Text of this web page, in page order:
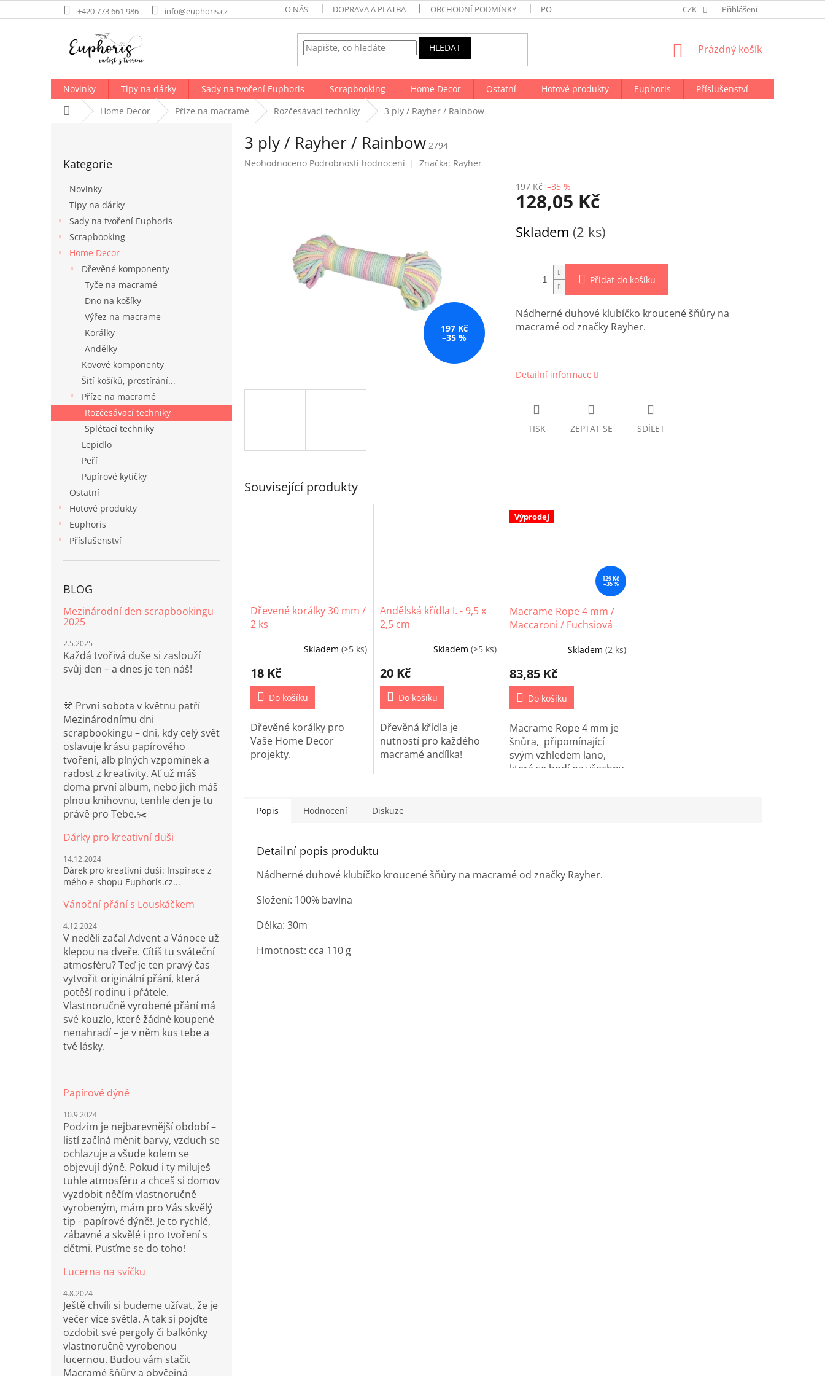
na
+420 773 661 986 info@euphoris.cz O NÁS DOPRAVA A PLATBA OBCHODNÍ PODMÍNKY PODMÍNKY OCHRANY OSOBNÍCH ÚDAJŮ NAPIŠTE NÁM
CZK Přihlášení
HLEDAT
NÁKUPNÍ
Prázdný košík
Novinky Tipy na dárky Sady na tvoření Euphoris Scrapbooking Home Decor Ostatní Hotové produkty Euphoris Příslušenství
Domů Home Decor Příze na macramé Rozčesávací techniky 3 ply / Rayher / Rainbow
kategorie
Kategorie
Novinky
Tipy na dárky
Sady na tvoření Euphoris
Scrapbooking
Home Decor
Dřevěné komponenty
Tyče na macramé
Dno na košíky
Výřez na macrame
Korálky
Andělky
Kovové komponenty
Šití košíků, prostírání...
Příze na macramé
Rozčesávací techniky
Splétací techniky
Lepidlo
Peří
Papírové kytičky
Ostatní
Hotové produkty
Euphoris
Příslušenství
BLOG
Mezinárodní den scrapbookingu
2025
2.5.2025
Každá tvořivá duše si zaslouží
svůj den – a dnes je ten náš!
🎊 První sobota v květnu patří
Mezinárodnímu dni
scrapbookingu – dni, kdy celý svět
oslavuje krásu papírového
tvoření, alb plných vzpomínek a
radost z kreativity. Ať už máš
doma první album, nebo jich máš
plnou knihovnu, tenhle den je tu
právě pro Tebe.✂️
Dárky pro kreativní duši
14.12.2024
Dárek pro kreativní duši: Inspirace z
mého e-shopu Euphoris.cz...
Vánoční přání s Louskáčkem
4.12.2024
V neděli začal Advent a Vánoce už
klepou na dveře. Cítíš tu sváteční
atmosféru? Teď je ten pravý čas
vytvořit originální přání, která
potěší rodinu i přátele.
Vlastnoručně vyrobené přání má
své kouzlo, které žádné koupené
nenahradí – je v něm kus tebe a
tvé lásky.
Papírové dýně
10.9.2024
Podzim je nejbarevnější období –
listí začíná měnit barvy, vzduch se
ochlazuje a všude kolem se
objevují dýně. Pokud i ty miluješ
tuhle atmosféru a chceš si domov
vyzdobit něčím vlastnoručně
vyrobeným, mám pro Vás skvělý
tip - papírové dýně!. Je to rychlé,
zábavné a skvělé i pro tvoření s
dětmi. Pusťme se do toho!
Lucerna na svíčku
4.8.2024
Ještě chvíli si budeme užívat, že je
večer více světla. A tak si pojďte
ozdobit své pergoly či balkónky
vlastnoručně vyrobenou
lucernou. Budou vám stačit
Macramé šňůry a obyčejná
3 ply / Rayher / Rainbow 2794
Průměrné
Neohodnoceno Podrobnosti hodnocení Značka: Rayher
197 Kč
–35 %
197 Kč –35 %
128,05 Kč
cena:
Skladem (2 ks)
Přidat do košíku
Nádherné duhové klubíčko kroucené šňůry na
macramé od značky Rayher.
Detailní informace
TISK ZEPTAT SE SDÍLET
Související produkty
Dřevené korálky 30 mm /
2 ks
Skladem (>5 ks)
18 Kč
Do košíku
Dřevěné korálky pro
Vaše Home Decor
projekty.
Andělská křídla I. - 9,5 x
2,5 cm
Skladem (>5 ks)
20 Kč
Do košíku
Dřevěná křídla je
nutností pro každého
macramé andílka!
Výprodej
129 Kč
–35 %
Macrame Rope 4 mm /
Maccaroni / Fuchsiová
Skladem(2 ks)
83,85 Kč
Do košíku
Macrame Rope 4 mm je
šnůra, připomínající
svým vzhledem lano,
která se hodí na všechny
Popis Hodnocení Diskuze
Detailní popis produktu
Nádherné duhové klubíčko kroucené šňůry na macramé od značky Rayher.
Složení: 100% bavlna
Délka: 30m
Hmotnost: cca 110 g